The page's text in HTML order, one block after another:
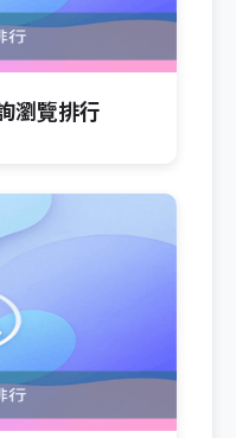
瀏覽排行